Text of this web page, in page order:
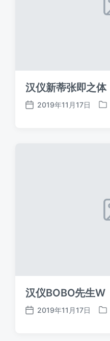
汉仪新蒂张即之体
发
2019年11月17日
发
汉仪BOBO先生W
发
2019年11月17日
发